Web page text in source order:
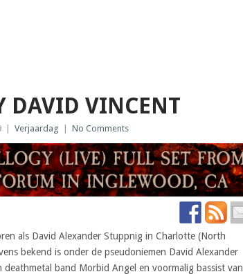
DAVID VINCENT
Verjaardag No Comments
als David Alexander Stuppnig in Charlotte (North
bekend is onder de pseudoniemen David Alexander
deathmetal band Morbid Angel en voormalig bassist van